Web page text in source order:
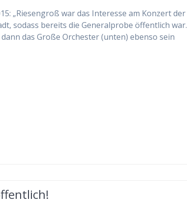
„Riesengroß war das Interesse am Konzert der
sodass bereits die Generalprobe öffentlich war.
das Große Orchester (unten) ebenso sein